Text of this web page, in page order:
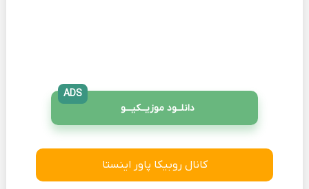
دانلــود موزیــکیـــو
ADS
کانال روبیکا پاور اینستا